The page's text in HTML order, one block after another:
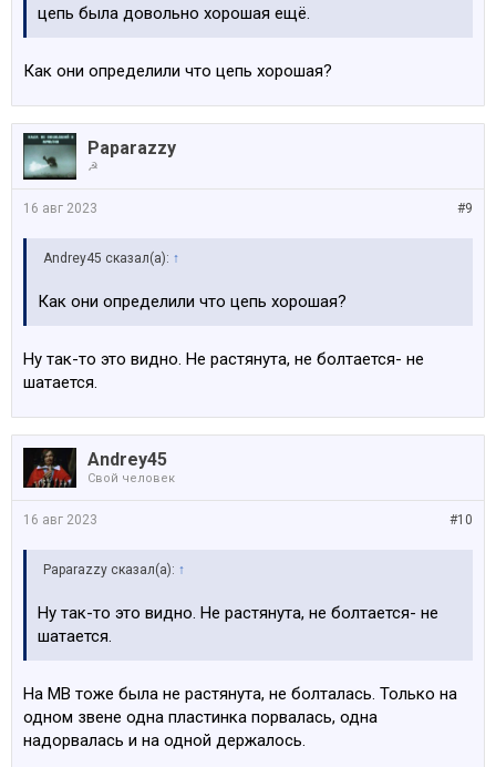
цепь была довольно хорошая ещё.
Как они определили что цепь хорошая?
Paparazzy
☭
#9
16 авг 2023
Andrey45 сказал(а): ↑
Как они определили что цепь хорошая?
Ну так-то это видно. Не растянута, не болтается- не
шатается.
Andrey45
Свой человек
#10
16 авг 2023
Paparazzy сказал(а): ↑
Ну так-то это видно. Не растянута, не болтается- не
шатается.
На МВ тоже была не растянута, не болталась. Только на
одном звене одна пластинка порвалась, одна
надорвалась и на одной держалось.